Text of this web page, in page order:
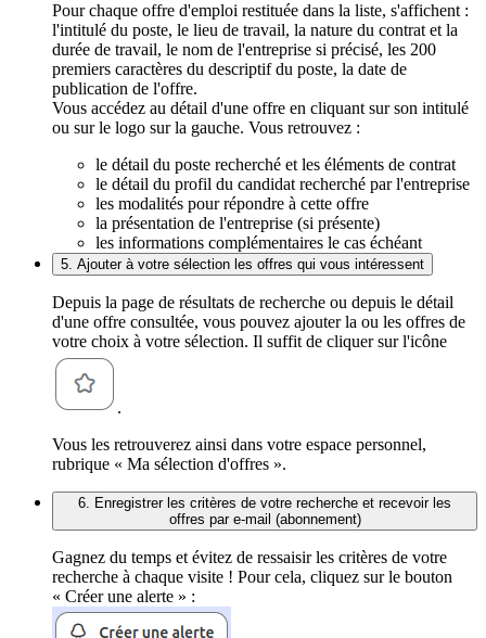
Pour chaque offre d'emploi restituée dans la liste, s'affichent :
l'intitulé du poste, le lieu de travail, la nature du contrat et la
durée de travail, le nom de l'entreprise si précisé, les 200
premiers caractères du descriptif du poste, la date de
publication de l'offre.
Vous accédez au détail d'une offre en cliquant sur son intitulé
ou sur le logo sur la gauche. Vous retrouvez :
le détail du poste recherché et les éléments de contrat
le détail du profil du candidat recherché par l'entreprise
les modalités pour répondre à cette offre
la présentation de l'entreprise (si présente)
les informations complémentaires le cas échéant
5. Ajouter à votre sélection les offres qui vous intéressent
Depuis la page de résultats de recherche ou depuis le détail
d'une offre consultée, vous pouvez ajouter la ou les offres de
votre choix à votre sélection. Il suffit de cliquer sur l'icône
.
Vous les retrouverez ainsi dans votre espace personnel,
rubrique « Ma sélection d'offres ».
6. Enregistrer les critères de votre recherche et recevoir les
offres par e-mail (abonnement)
Gagnez du temps et évitez de ressaisir les critères de votre
recherche à chaque visite ! Pour cela, cliquez sur le bouton
« Créer une alerte » :